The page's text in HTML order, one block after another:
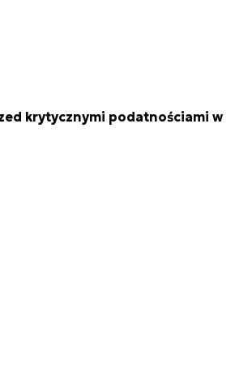
krytycznymi podatnościami w